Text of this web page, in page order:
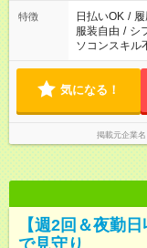
特徴 日払いOK /
服装自由 / シ
ソコンスキル
気になる！
掲載元企業名
【週2回＆夜勤
で見守り